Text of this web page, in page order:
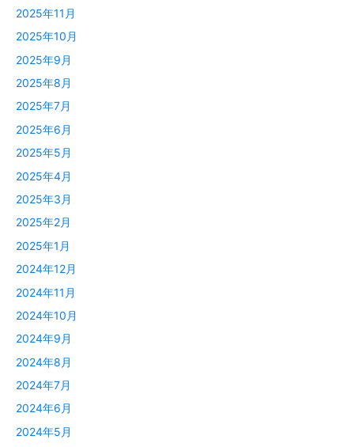
2025年11月
2025年10月
2025年9月
2025年8月
2025年7月
2025年6月
2025年5月
2025年4月
2025年3月
2025年2月
2025年1月
2024年12月
2024年11月
2024年10月
2024年9月
2024年8月
2024年7月
2024年6月
2024年5月